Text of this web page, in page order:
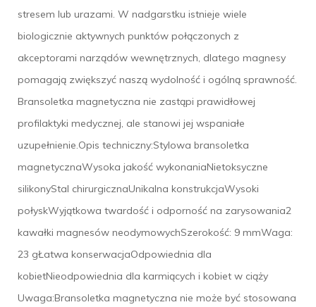
stresem lub urazami. W nadgarstku istnieje wiele
biologicznie aktywnych punktów połączonych z
akceptorami narządów wewnętrznych, dlatego magnesy
pomagają zwiększyć naszą wydolność i ogólną sprawność.
Bransoletka magnetyczna nie zastąpi prawidłowej
profilaktyki medycznej, ale stanowi jej wspaniałe
uzupełnienie.Opis techniczny:Stylowa bransoletka
magnetycznaWysoka jakość wykonaniaNietoksyczne
silikonyStal chirurgicznaUnikalna konstrukcjaWysoki
połyskWyjątkowa twardość i odporność na zarysowania2
kawałki magnesów neodymowychSzerokość: 9 mmWaga:
23 gŁatwa konserwacjaOdpowiednia dla
kobietNieodpowiednia dla karmiących i kobiet w ciąży
Uwaga:Bransoletka magnetyczna nie może być stosowana